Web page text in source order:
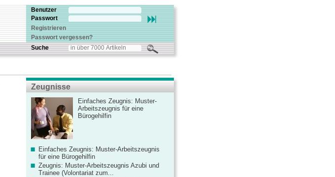
Benutzer
Passwort
Registrieren
Passwort vergessen?
Suche
Zeugnisse
Einfaches Zeugnis: Muster-
Arbeitszeugnis für eine
Bürogehilfin
Einfaches Zeugnis: Muster-Arbeitszeugnis
für eine Bürogehilfin
Zeugnis: Muster-Arbeitszeugnis Azubi und
Trainee (Volontariat zum...